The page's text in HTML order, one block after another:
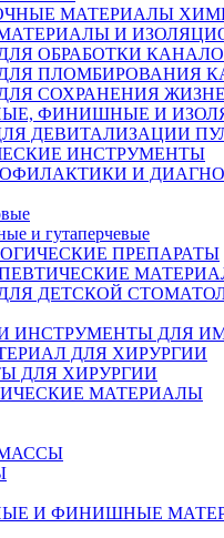
МАТЕРИАЛЫ
И
ОБРАБОТКИ
ПЛОМБИРОВАНИЯ
СОХРАНЕНИЯ
ФИНИШНЫЕ И
ДЕВИТАЛИЗАЦИИ
ИНСТРУМЕНТЫ
И
и гутаперчевые
ПРЕПАРАТЫ
ДЕТСКОЙ
ИНСТРУМЕНТЫ ДЛЯ
ДЛЯ ХИРУРГИИ
ДЛЯ ХИРУРГИИ
МАТЕРИАЛЫ
И ФИНИШНЫЕ